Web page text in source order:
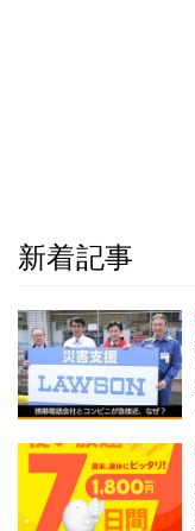
新着記事